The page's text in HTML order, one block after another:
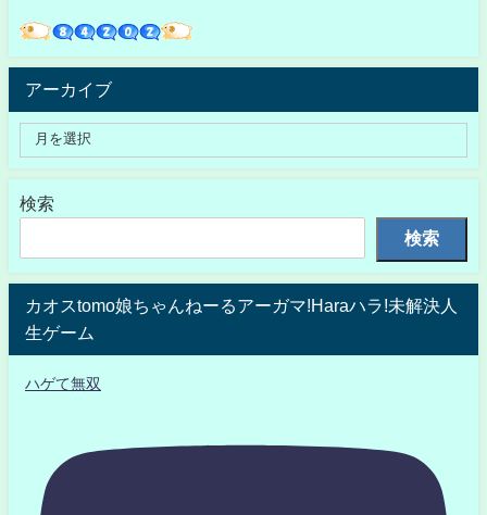
アーカイブ
検索
検索
カオスtomo娘ちゃんねーるアーガマ!Haraハラ!未解決人
生ゲーム
ハゲて無双